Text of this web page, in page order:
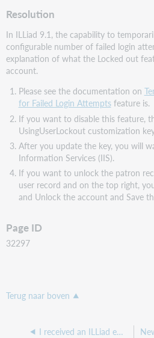
Resolution
In ILLiad 9.1, the capability to
configurable number of failed login
explanation of what the Locked out
account.
Please see the documentation on
for Failed Login Attemptsfeature is.
If you want to disable this feature,
UsingUserLockout customization
After you update the key, you will
Information Services (IIS).
If you want to unlock the patron
user record and on the top right,
and Unlock the account and Save
Page ID
32297
Terug naar boven
I received an ILLiad email that an Electronic Article is ready, but it's not on the website